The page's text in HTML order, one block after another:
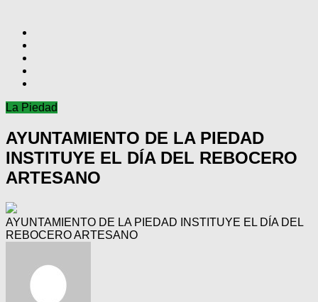
La Piedad
AYUNTAMIENTO DE LA PIEDAD
INSTITUYE EL DÍA DEL REBOCERO
ARTESANO
AYUNTAMIENTO DE LA PIEDAD INSTITUYE EL DÍA DEL
REBOCERO ARTESANO